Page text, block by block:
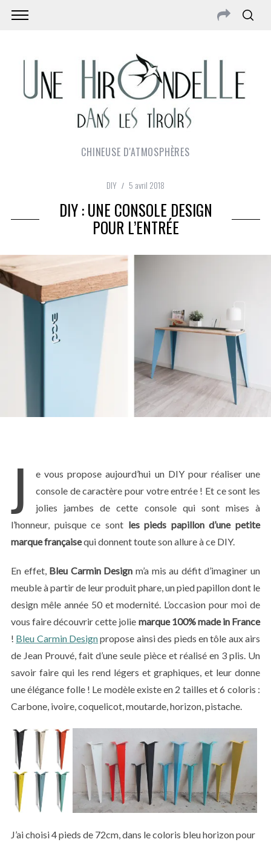
CHINEUSE D'ATMOSPHÈRES
DIY 5 avril 2018
DIY : UNE CONSOLE DESIGN
POUR L’ENTRÉE
J
e vous propose aujourd’hui un DIY pour réaliser une
console de caractère pour votre entrée ! Et ce sont les
jolies jambes de cette console qui sont mises à
l’honneur, puisque ce sontles pieds papillon d’une petite
marque françaisequi donnent toute son allure à ce DIY.
En effet, Bleu Carmin Design m’a mis au défit d’imaginer un
meuble à partir de leur produit phare, un pied papillon dont le
design mêle année 50 et modernité. L’occasion pour moi de
vous faire découvrir cette jolie marque 100% made in France
! Bleu Carmin Designpropose ainsi des pieds en tôle aux airs
de Jean Prouvé, fait d’une seule pièce et réalisé en 3 plis. Un
savoir faire qui les rend légers et graphiques, et leur donne
une élégance folle ! Le modèle existe en 2 tailles et 6 coloris :
Carbone, ivoire, coquelicot, moutarde, horizon, pistache.
J’ai choisi 4 pieds de 72cm, dans le coloris bleu horizon pour